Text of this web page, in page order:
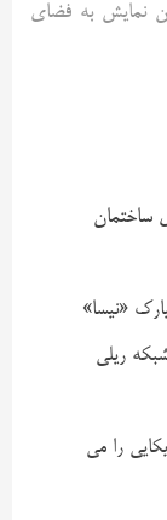
با این نمایش به فضای
ساختمان
«نیسا»
ریلی
را می